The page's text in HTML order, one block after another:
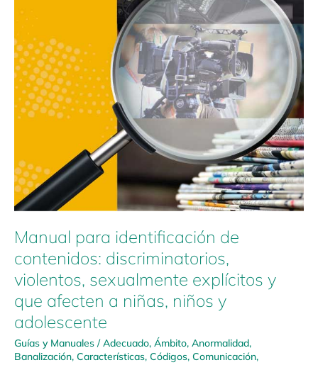
Manual para identificación de
contenidos: discriminatorios,
violentos, sexualmente explícitos y
que afecten a niñas, niños y
adolescente
Guías y Manuales /Adecuado, Ámbito, Anormalidad,
Banalización, Características, Códigos, Comunicación,
niñas,
niños
y
adolescente